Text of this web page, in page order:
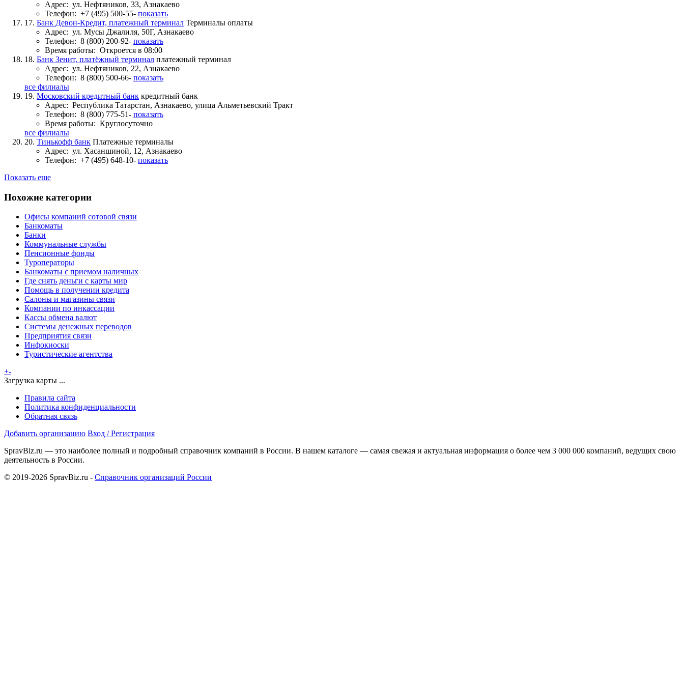
Адрес: ул. Нефтяников, 33, Азнакаево
Телефон: +7 (495) 500-55- показать
17. Банк Девон-Кредит, платежный терминал Терминалы оплаты
Адрес: ул. Мусы Джалиля, 50Г, Азнакаево
Телефон: 8 (800) 200-92- показать
Время работы: Откроется в 08:00
18. Банк Зенит, платёжный терминал платежный терминал
Адрес: ул. Нефтяников, 22, Азнакаево
Телефон: 8 (800) 500-66- показать
все филиалы
19. Московский кредитный банк кредитный банк
Адрес: Республика Татарстан, Азнакаево, улица Альметьевский Тракт
Телефон: 8 (800) 775-51- показать
Время работы: Круглосуточно
все филиалы
20. Тинькофф банк Платежные терминалы
Адрес: ул. Хасаншиной, 12, Азнакаево
Телефон: +7 (495) 648-10- показать
Показать еще
Похожие категории
Офисы компаний сотовой связи
Банкоматы
Банки
Коммунальные службы
Пенсионные фонды
Туроператоры
Банкоматы с приемом наличных
Где снять деньги с карты мир
Помощь в получении кредита
Салоны и магазины связи
Компании по инкассации
Кассы обмена валют
Системы денежных переводов
Предприятия связи
Инфокиоски
Туристические агентства
+-
Загрузка карты ...
Правила сайта
Политика конфиденциальности
Обратная связь
Добавить организацию Вход / Регистрация
SpravBiz.ru — это наиболее полный и подробный справочник компаний в России. В нашем каталоге — самая свежая и актуальная информация о более чем 3 000 000 компаний, ведущих свою
деятельность в России.
© 2019-2026 SpravBiz.ru - Справочник организаций России